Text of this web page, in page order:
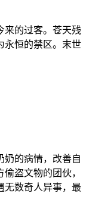
的过客。苍天残
永恒的禁区。末世
奶的病情，改善自
盗文物的团伙，
无数奇人异事，最